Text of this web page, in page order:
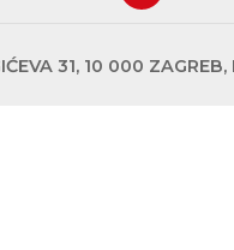
31, 10 000 ZAGREB,